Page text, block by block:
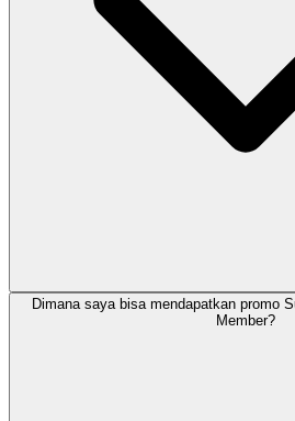
Dimana saya bisa mendapatkan promo
Member?